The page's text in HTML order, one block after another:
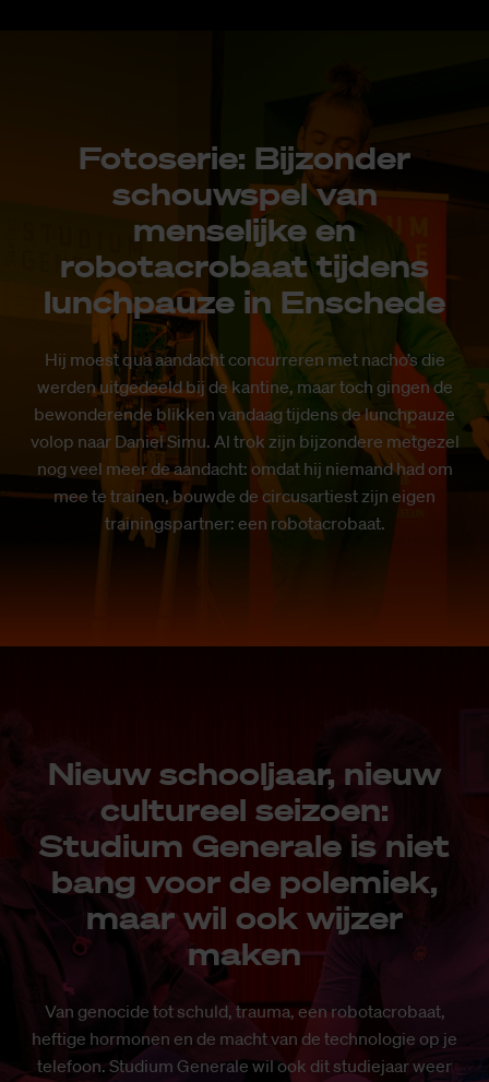
Fotoserie: Bijzonder
schouwspel van
menselijke en
robotacrobaat tijdens
lunchpauze in Enschede
Hij moest qua aandacht concurreren met nacho’s die
werden uitgedeeld bij de kantine, maar toch gingen de
bewonderende blikken vandaag tijdens de lunchpauze
volop naar Daniel Simu. Al trok zijn bijzondere metgezel
nog veel meer de aandacht: omdat hij niemand had om
mee te trainen, bouwde de circusartiest zijn eigen
trainingspartner: een robotacrobaat.
Nieuw schooljaar, nieuw
cultureel seizoen:
Studium Generale is niet
bang voor de polemiek,
maar wil ook wijzer
maken
Van genocide tot schuld, trauma, een robotacrobaat,
heftige hormonen en de macht van de technologie op je
telefoon. Studium Generale wil ook dit studiejaar weer